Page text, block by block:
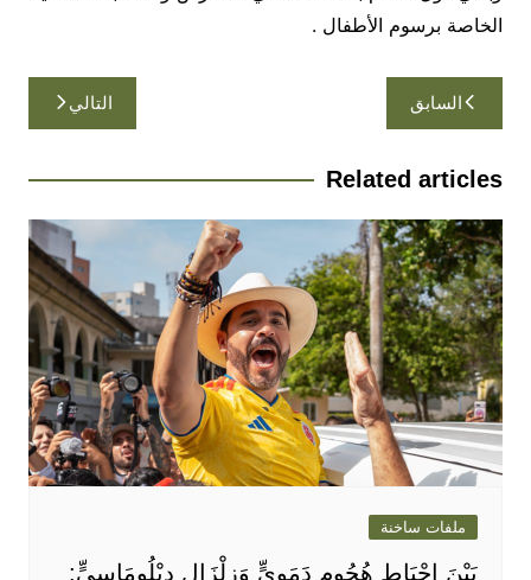
الخاصة برسوم الأطفال .
تصفّح
المقالات
السابق التالي
Related articles
ملفات ساخنة
بَيْنَ إِحْبَاطِ هُجُومٍ دَمَوِيٍّ وَزِلْزَالٍ دِبْلُومَاسِيٍّ: